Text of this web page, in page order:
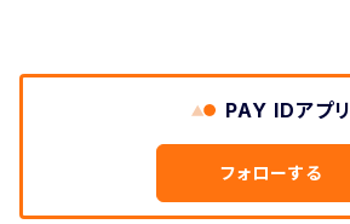
PAY IDアプリ
フォローする